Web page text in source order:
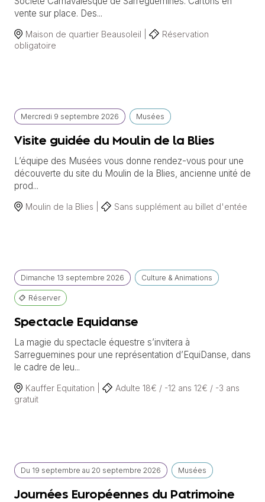
vente sur place. Des...
Maison de quartier Beausoleil |
Réservation
obligatoire
Mercredi 9 septembre 2026 Musées
Visite guidée du Moulin de la Blies
L’équipe des Musées vous donne rendez-vous pour une
découverte du site du Moulin de la Blies, ancienne unité de
prod...
Moulin de la Blies | Sans supplément au billet d'entée
Dimanche 13 septembre 2026 Culture & Animations
Réserver
Spectacle Equidanse
La magie du spectacle équestre s’invitera à
Sarreguemines pour une représentation d’EquiDanse, dans
le cadre de leu...
Kauffer Equitation |
Adulte 18€ / -12 ans 12€ / -3 ans
gratuit
Du 19 septembre au 20 septembre 2026 Musées
Journées Européennes du Patrimoine